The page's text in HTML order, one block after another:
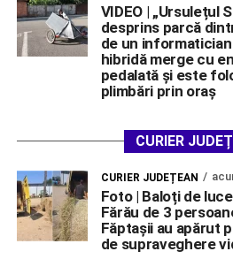
VIDEO | „Ursulețul
desprins parcă
de un
hibridă merge cu
pedalată și este
plimbări prin oraș
CURIER
CURIER JUDEȚEAN
Foto | Baloți de
Fărău de 3
Făptașii au apărut
de supraveghere